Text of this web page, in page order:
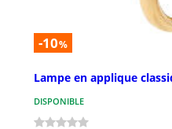
-10%
Lampe en applique
DISPONIBLE